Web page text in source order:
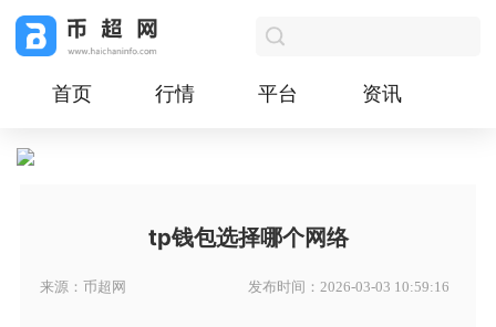
首页 行情 平台 资讯
tp钱包选择哪个网络
来源：币超网 发布时间：2026-03-03 10:59:16